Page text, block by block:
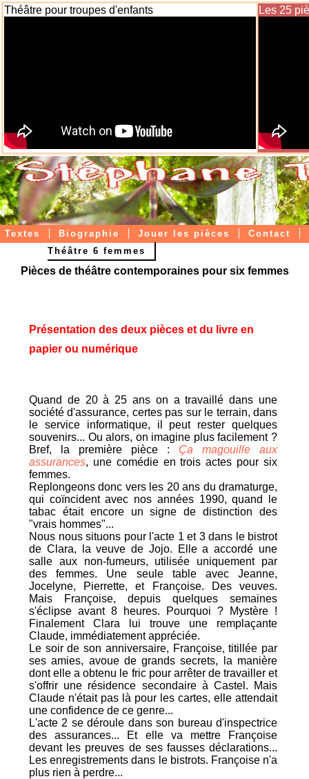
Théâtre pour troupes d'enfants Les 25
Contact
Jouer les pièces
Biographie
Textes
Théâtre 6 femmes
Pièces de théâtre contemporaines pour six femmes
Présentation des deux pièces et du livre en
papier ou numérique
Quand de 20 à 25 ans on a travaillé dans une
société d'assurance, certes pas sur le terrain, dans
le service informatique, il peut rester quelques
souvenirs... Ou alors, on imagine plus facilement ?
Bref, la première pièce : Ça magouille aux
assurances, une comédie en trois actes pour six
femmes.
Replongeons donc vers les 20 ans du dramaturge,
qui coïncident avec nos années 1990, quand le
tabac était encore un signe de distinction des
"vrais hommes"...
Nous nous situons pour l'acte 1 et 3 dans le bistrot
de Clara, la veuve de Jojo. Elle a accordé une
salle aux non-fumeurs, utilisée uniquement par
des femmes. Une seule table avec Jeanne,
Jocelyne, Pierrette, et Françoise. Des veuves.
Mais Françoise, depuis quelques semaines
s'éclipse avant 8 heures. Pourquoi ? Mystère !
Finalement Clara lui trouve une remplaçante
Claude, immédiatement appréciée.
Le soir de son anniversaire, Françoise, titillée par
ses amies, avoue de grands secrets, la manière
dont elle a obtenu le fric pour arrêter de travailler et
s'offrir une résidence secondaire à Castel. Mais
Claude n'était pas là pour les cartes, elle attendait
une confidence de ce genre...
L'acte 2 se déroule dans son bureau d'inspectrice
des assurances... Et elle va mettre Françoise
devant les preuves de ses fausses déclarations...
Les enregistrements dans le bistrots. Françoise n'a
plus rien à perdre...